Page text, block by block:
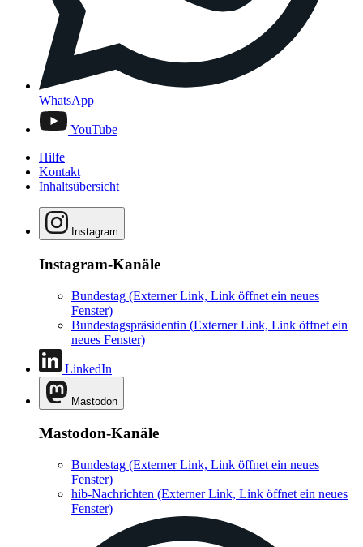
WhatsApp
YouTube
Hilfe
Kontakt
Inhaltsübersicht
Instagram
Instagram-Kanäle
Bundestag (Externer Link, Link öffnet ein neues
Fenster)
Bundestagspräsidentin (Externer Link, Link öffnet ein
neues Fenster)
LinkedIn
Mastodon
Mastodon-Kanäle
Bundestag (Externer Link, Link öffnet ein neues
Fenster)
hib-Nachrichten (Externer Link, Link öffnet ein neues
Fenster)